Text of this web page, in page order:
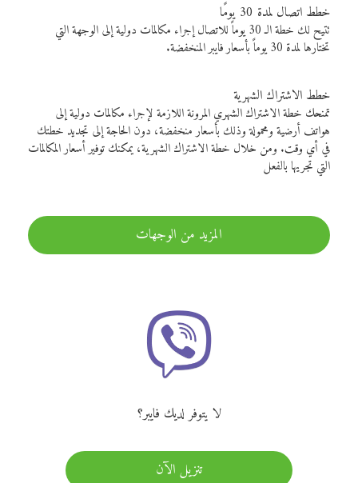
خطط اتصال لمدة 30 يومًا
تتيح لك خطة الـ 30 يوماً للاتصال إجراء مكالمات دولية إلى الوجهة التي
تختارها لمدة 30 يوماً بأسعار فايبر المنخفضة.
خطط الاشتراك الشهرية
تمنحك خطة الاشتراك الشهري المرونة اللازمة لإجراء مكالمات دولية إلى
هواتف أرضية ومحمولة وذلك بأسعار منخفضة، دون الحاجة إلى تجديد خطتك
في أي وقت. ومن خلال خطة الاشتراك الشهرية، يمكنك توفير أسعار المكالمات
التي تجريها بالفعل
المزيد من الوجهات
لا يتوفر لديك فايبر؟
تنزيل الآن